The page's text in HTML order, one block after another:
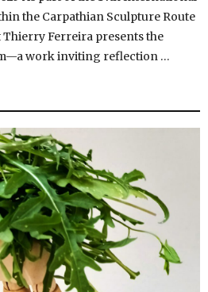
the Carpathian Sculpture Route
Ferreira presents the
work inviting reflection …